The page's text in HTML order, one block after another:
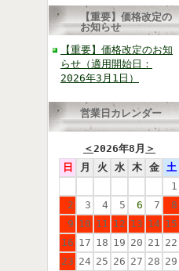
【重要】価格改定の
お知らせ
【重要】価格改定のお知
らせ（適用開始日：
2026年3月1日）
営業日カレンダー
＜2026年8月 ＞
日
月 火 水 木 金
土
1
2
3 4 5 6 7
8
9 10 11 12 13 14 15
16 17 18 19 20 21 22
23 24 25 26 27 28 29